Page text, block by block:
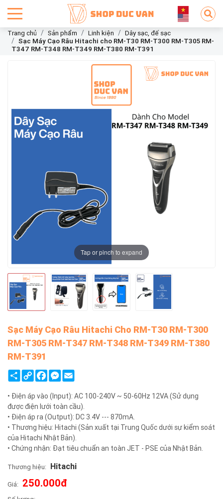
Trang chủ Sản phẩm Linh kiện
Dây sạc, đế sạc
Sạc Máy Cạo Râu Hitachi cho RM-T30 RM-T300 RM-T305 RM-
T347 RM-T348 RM-T349 RM-T380 RM-T391
Tap or pinch to expand
Sạc Máy Cạo Râu Hitachi Cho RM-T30 RM-T300
RM-T305 RM-T347 RM-T348 RM-T349 RM-T380
RM-T391
ShareCopy
Link
FacebookMessenger
Email
• Điện áp vào (Input): AC 100-240V ~ 50-60Hz 12VA (Sử dụng
được điện lưới toàn cầu).
• Điện áp ra (Output): DC 3.4V --- 870mA.
• Thương hiệu: Hitachi (Sản xuất tại Trung Quốc dưới sự kiểm soát
của Hitachi Nhật Bản).
• Chứng nhận: Đạt tiêu chuẩn an toàn JET - PSE của Nhật Bản.
Thương hiệu: Hitachi
Giá: 250.000đ